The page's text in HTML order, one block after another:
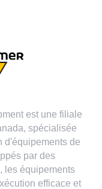
est une filiale
spécialisée
d'équipements de
par des
les équipements
efficace et